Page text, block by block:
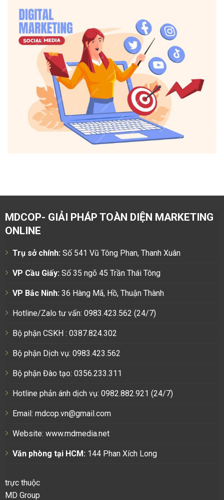
MDCOP- GIẢI PHÁP TOÀN DIỆN MARKETING
ONLINE
Trụ sở chính: Số 541 Vũ Tông Phan, Thanh Xuân
VP Cầu Giấy: Số 35 ngõ 45 Trần Thái Tông
VP Bắc Ninh: 36 Hàng Mã, Hồ, Thuận Thành
Hotline/Zalo tư vấn: 0983.423.562 (24/7)
Bộ phận CSKH : 0387.824.302
Bộ phận Dịch vụ: 0983.423.562
Bộ phận Đào tạo: 0356.233.311
Hotline phản ánh dịch vụ: 0982.882.921 (24/7)
Email: mdcop.vn@gmail.com
Website: www.mdmedia.net
Văn phòng tại HCM: 144 Phan Xích Long
trực thuộc
MD Group